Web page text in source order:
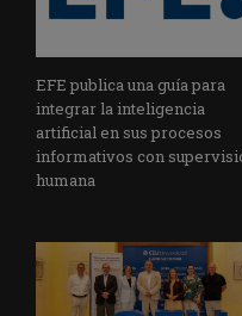
EFE publica una guía para
integrar la inteligencia
artificial en sus procesos
informativos con
humana